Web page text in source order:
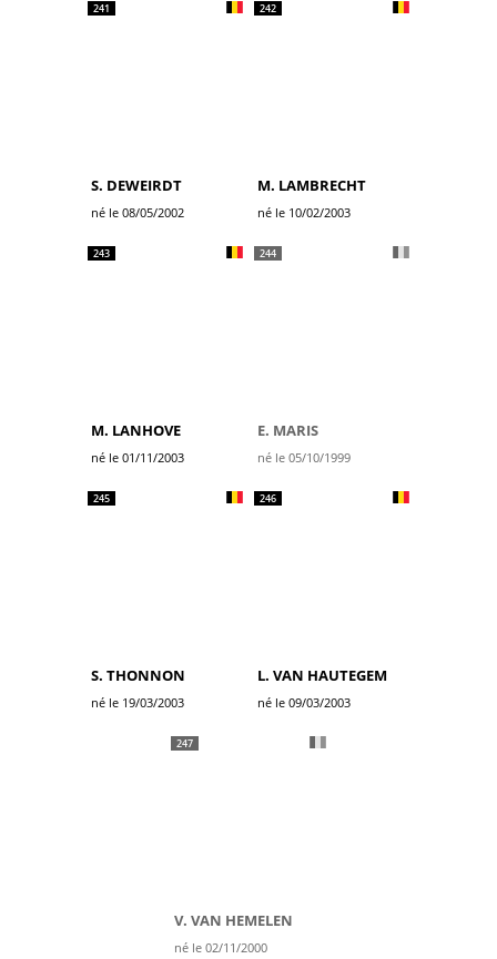
241
S. DEWEIRDT
né le 08/05/2002
242
M. LAMBRECHT
né le 10/02/2003
243
M. LANHOVE
né le 01/11/2003
244
E. MARIS
né le 05/10/1999
245
S. THONNON
né le 19/03/2003
246
L. VAN HAUTEGEM
né le 09/03/2003
247
V. VAN HEMELEN
né le 02/11/2000